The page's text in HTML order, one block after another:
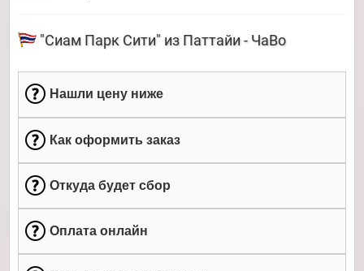
"Сиам Парк Сити" из Паттайи - ЧаВо
Нашли цену ниже
Как оформить заказ
Откуда будет сбор
Оплата онлайн